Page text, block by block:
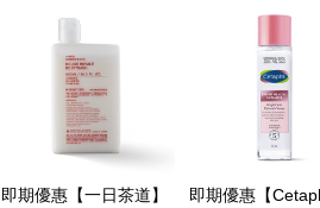
即期優惠【一日茶道】
即期優惠【